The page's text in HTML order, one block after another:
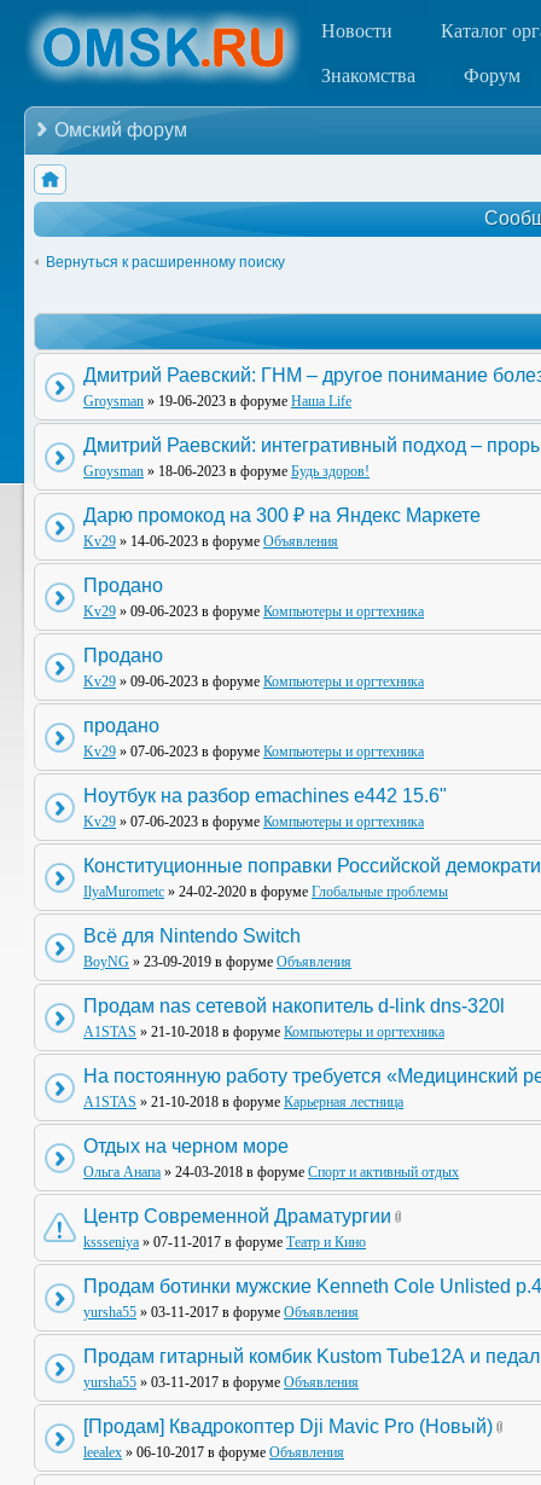
Новости Каталог
Знакомства Форум
Омский форум
Вернуться к расширенному поиску
Дмитрий Раевский: ГНМ – другое понимание
Groysman » 19-06-2023 в форуме Наша Life
Дмитрий Раевский: интегративный подход –
Groysman » 18-06-2023 в форуме Будь здоров!
Дарю промокод на 300 ₽ на Яндекс Маркете
Kv29 » 14-06-2023 в форуме Объявления
Продано
Kv29 » 09-06-2023 в форуме Компьютеры и оргтехника
Продано
Kv29 » 09-06-2023 в форуме Компьютеры и оргтехника
продано
Kv29 » 07-06-2023 в форуме Компьютеры и оргтехника
Ноутбук на разбор emachines e442 15.6"
Kv29 » 07-06-2023 в форуме Компьютеры и оргтехника
Конституционные поправки Российской
IlyaMurometc » 24-02-2020 в форуме Глобальные проблемы
Всё для Nintendo Switch
BoyNG » 23-09-2019 в форуме Объявления
Продам nas сетевой накопитель d-link dns-320l
A1STAS » 21-10-2018 в форуме Компьютеры и оргтехника
На постоянную работу требуется «Медицинский
A1STAS » 21-10-2018 в форуме Карьерная лестница
Отдых на черном море
Ольга Анапа » 24-03-2018 в форуме Спорт и активный отдых
Центр Современной Драматургии
kssseniya » 07-11-2017 в форуме Театр и Кино
Продам ботинки мужские Kenneth Cole Unlisted
yursha55 » 03-11-2017 в форуме Объявления
Продам гитарный комбик Kustom Tube12А и
yursha55 » 03-11-2017 в форуме Объявления
[Продам] Квадрокоптер Dji Mavic Pro (Новый)
leealex » 06-10-2017 в форуме Объявления